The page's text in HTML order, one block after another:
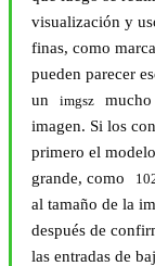
visualización y
finas, como
pueden parecer
un
imgsz
mucho
imagen. Si los
primero el modelo
grande, como
al tamaño de la
después de
las entradas de